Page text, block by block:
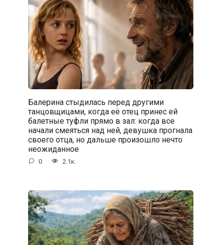
Балерина стыдилась перед другими
танцовщицами, когда её отец принес ей
балетные туфли прямо в зал: когда все
начали смеяться над ней, девушка прогнала
своего отца, но дальше произошло нечто
неожиданное
0 2.1к.